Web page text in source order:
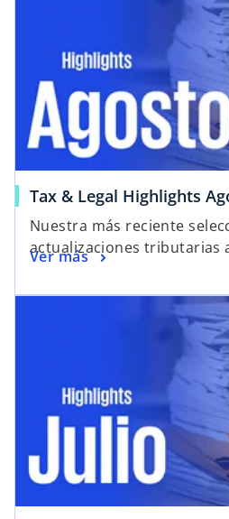
Tax & Legal Highlights
Nuestra más reciente
actualizaciones tributarias
Ver más